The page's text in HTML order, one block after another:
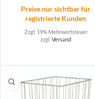
Preise nur sichtbar für
registrierte Kunden
Zzgl. 19% Mehrwertsteuer
zzgl.Versand